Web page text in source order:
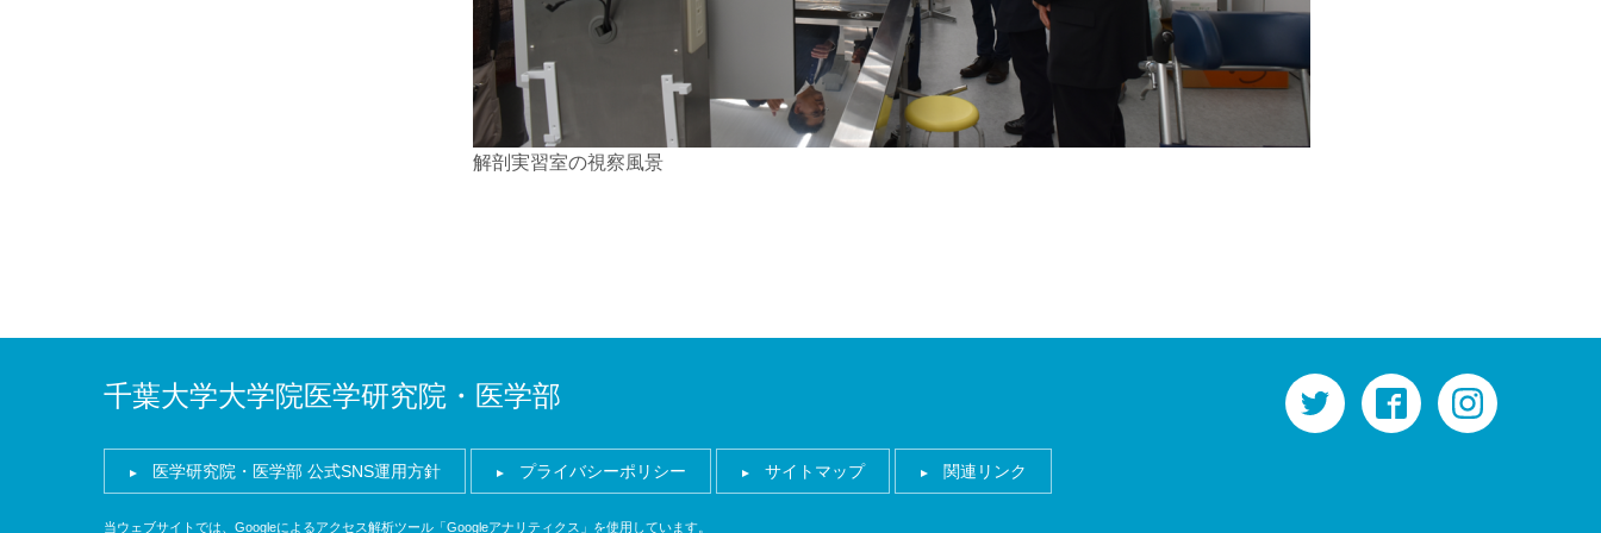
解剖実習室の視察風景
千葉大学大学院医学研究院・医学部
医学研究院・医学部 公式SNS運用方針 プライバシーポリシー サイトマップ 関連リンク
twitter facebook
当ウェブサイトでは、Googleによるアクセス解析ツール「Googleアナリティクス」を使用しています。